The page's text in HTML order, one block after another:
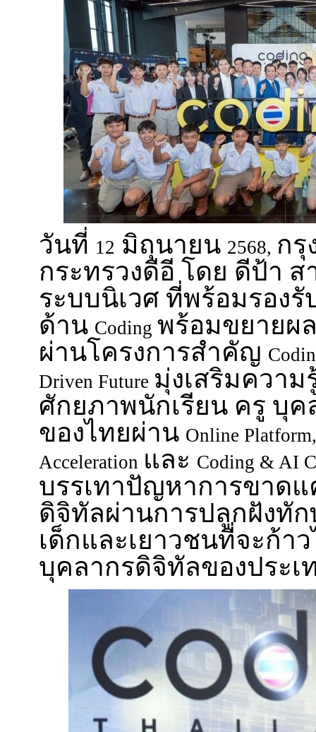
วันที่ 12 มิถุนายน 2568, กรุ
กระทรวงดีอี โดย ดีป้า
ระบบนิเวศ ที่พร้อมรอง
ด้าน Coding พร้อมขยายผ
ผ่านโครงการสำคัญ
Driven Future มุ่งเสริมควา
ศักยภาพนักเรียน ครู บุค
ของไทยผ่าน Online
Acceleration และ Coding & AI
บรรเทาปัญหาการขาด
ดิจิทัลผ่านการปลูกฝังทั
เด็กและเยาวชนที่จะก้า
บุคลากรดิจิทัลของประเ